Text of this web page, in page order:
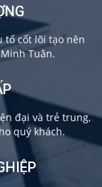
tố cốt lõi tạo nên
Tuân.
đại và trẻ trung,
quý khách.